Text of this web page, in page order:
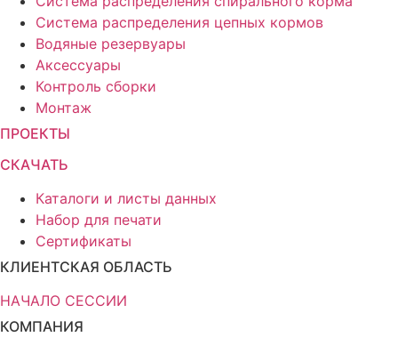
Система распределения цепных кормов
Водяные резервуары
Аксессуары
Контроль сборки
Монтаж
ПРОЕКТЫ
СКАЧАТЬ
Каталоги и листы данных
Набор для печати
Сертификаты
КЛИЕНТСКАЯ ОБЛАСТЬ
НАЧАЛО СЕССИИ
КОМПАНИЯ